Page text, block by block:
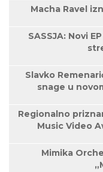
Macha Ravel
SASSJA: Novi
Slavko
snage u
Regionalno
Music Video
Mimika